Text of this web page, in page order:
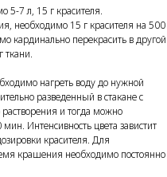
5-7 л, 15 г красителя.
необходимо 15 г красителя на 500
кардинально перекрасить в другой
ткани.
нагреть воду до нужной
разведенный в стакане с
и тогда можно
Интенсивность цвета завистит
красителя. Для
крашения необходимо постоянно